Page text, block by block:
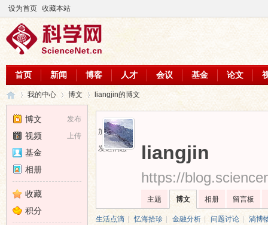
设为首页 收藏本站
首页 新闻 博客 人才 会议 基金 论文
›
我的中心 博文 liangjin的博文
加为好友
发送消息
liangjin
https://
主题 博文 相册 留言板
生活点滴 忆海拾珍 金融分析 问题讨论 淌博
发布
博文
上传
视频
基金
相册
收藏
积分